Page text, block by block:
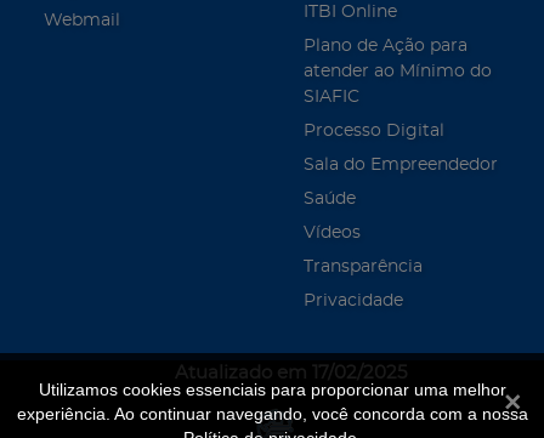
Utilizamos cookies essenciais para proporcionar uma melhor
experiência. Ao continuar navegando, você concorda com a nossa
Webmail
ITBI Online
Plano de Ação para
atender ao Mínimo do
SIAFIC
Processo Digital
Sala do Empreendedor
Saúde
Vídeos
Transparência
Privacidade
Atualizado em 17/02/2025